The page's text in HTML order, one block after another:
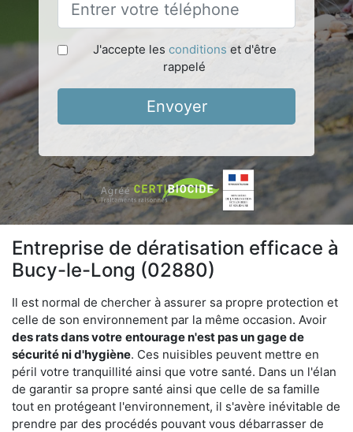
J'accepte les conditions et d'être
rappelé
Envoyer
Entreprise de dératisation efficace à
Bucy-le-Long (02880)
Il est normal de chercher à assurer sa propre protection et
celle de son environnement par la même occasion. Avoir
des rats dans votre entourage n'est pas un gage de
sécurité ni d'hygiène. Ces nuisibles peuvent mettre en
péril votre tranquillité ainsi que votre santé. Dans un l'élan
de garantir sa propre santé ainsi que celle de sa famille
tout en protégeant l'environnement, il s'avère inévitable de
prendre par des procédés pouvant vous débarrasser de